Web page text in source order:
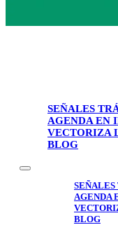
SEÑALES
AGENDA EN
VECTORIZA
BLOG
AGENDA
BLOG